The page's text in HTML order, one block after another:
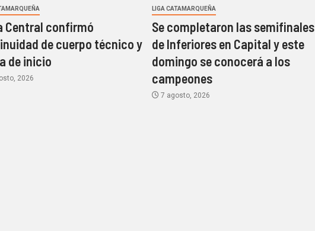
Central confirmó
de cuerpo técnico y
de inicio
2026
LIGA CATAMARQUEÑA
Se completaron las semifinales
de Inferiores en Capital y este
domingo se conocerá a los
campeones
7 agosto, 2026